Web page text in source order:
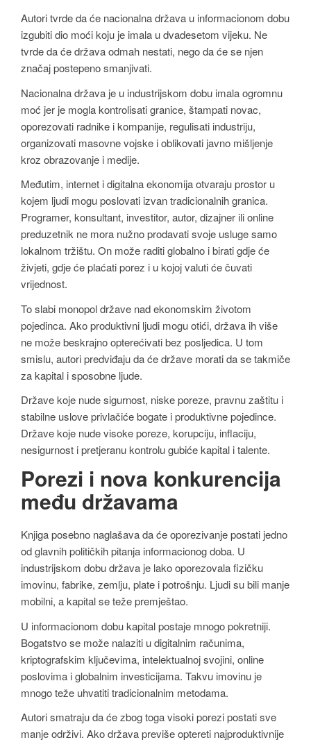
Autori tvrde da će nacionalna država u informacionom dobu
izgubiti dio moći koju je imala u dvadesetom vijeku. Ne
tvrde da će država odmah nestati, nego da će se njen
značaj postepeno smanjivati.
Nacionalna država je u industrijskom dobu imala ogromnu
moć jer je mogla kontrolisati granice, štampati novac,
oporezovati radnike i kompanije, regulisati industriju,
organizovati masovne vojske i oblikovati javno mišljenje
kroz obrazovanje i medije.
Međutim, internet i digitalna ekonomija otvaraju prostor u
kojem ljudi mogu poslovati izvan tradicionalnih granica.
Programer, konsultant, investitor, autor, dizajner ili online
preduzetnik ne mora nužno prodavati svoje usluge samo
lokalnom tržištu. On može raditi globalno i birati gdje će
živjeti, gdje će plaćati porez i u kojoj valuti će čuvati
vrijednost.
To slabi monopol države nad ekonomskim životom
pojedinca. Ako produktivni ljudi mogu otići, država ih više
ne može beskrajno opterećivati bez posljedica. U tom
smislu, autori predviđaju da će države morati da se takmiče
za kapital i sposobne ljude.
Države koje nude sigurnost, niske poreze, pravnu zaštitu i
stabilne uslove privlačiće bogate i produktivne pojedince.
Države koje nude visoke poreze, korupciju, inflaciju,
nesigurnost i pretjeranu kontrolu gubiće kapital i talente.
Porezi i nova konkurencija
među državama
Knjiga posebno naglašava da će oporezivanje postati jedno
od glavnih političkih pitanja informacionog doba. U
industrijskom dobu država je lako oporezovala fizičku
imovinu, fabrike, zemlju, plate i potrošnju. Ljudi su bili manje
mobilni, a kapital se teže premještao.
U informacionom dobu kapital postaje mnogo pokretniji.
Bogatstvo se može nalaziti u digitalnim računima,
kriptografskim ključevima, intelektualnoj svojini, online
poslovima i globalnim investicijama. Takvu imovinu je
mnogo teže uhvatiti tradicionalnim metodama.
Autori smatraju da će zbog toga visoki porezi postati sve
manje održivi. Ako država previše optereti najproduktivnije